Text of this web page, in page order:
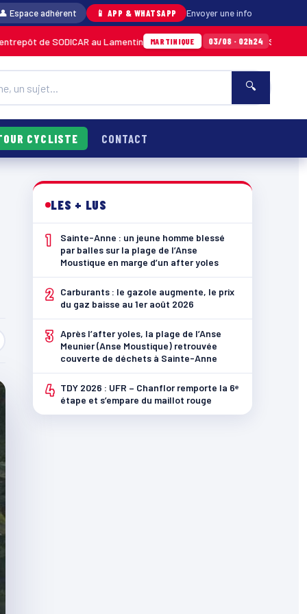
Espace adhérent 📱 APP & WHATSAPP Envoyer une info
au Lamentin MARTINIQUE 03/08 · 02h24 Sainte-Anne : un
🔍
CYCLISTE CONTACT
LES + LUS
1
Sainte-Anne : un jeune homme blessé
par balles sur la plage de l’Anse
Moustique en marge d’un after yoles
2
Carburants : le gazole augmente, le prix
du gaz baisse au 1er août 2026
3 Après l’after yoles, la plage de l’Anse
Meunier (Anse Moustique) retrouvée
couverte de déchets à Sainte-Anne
4 TDY 2026 : UFR – Chanflor remporte la 6ᵉ
étape et s’empare du maillot rouge